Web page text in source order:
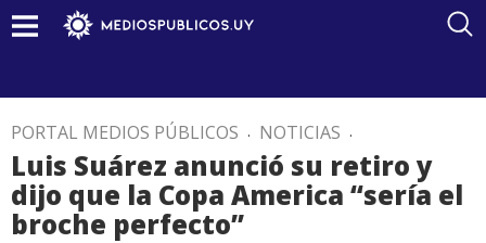
PORTAL MEDIOS PÚBLICOS . NOTICIAS .
Luis Suárez anunció su retiro y
dijo que la Copa America “sería el
broche perfecto”